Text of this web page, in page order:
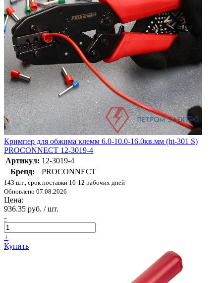
Кримпер для обжима клемм 6.0-10.0-16.0кв.мм (ht-301 S)
PROCONNECT 12-3019-4
Артикул: 12-3019-4
Бренд:
PROCONNECT
143 шт., срок поставки 10-12 рабочих дней
Обновлено 07.08.2026
Цена:
936.35 руб. / шт.
-
+
Купить